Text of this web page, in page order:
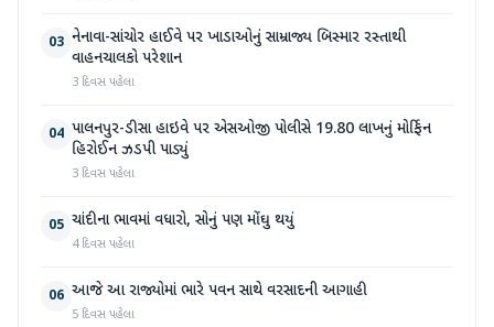
03 નેનાવા-સાંચોર હાઈવે પર ખાડાઓનું સામ્રાજ્ય બિસ્માર રસ્તાથી
વાહનચાલકો પરેશાન
3 દિવસ પહેલા
04 પાલનપુર-ડીસા હાઇવે પર એસઓજી પોલીસે 19.80 લાખનું મોર્ફિન
હિરોઈન ઝડપી પાડ્યું
3 દિવસ પહેલા
05 ચાંદીના ભાવમાં વધારો, સોનું પણ મોંઘુ થયું
4 દિવસ પહેલા
06 આજે આ રાજ્યોમાં ભારે પવન સાથે વરસાદની આગાહી
5 દિવસ પહેલા